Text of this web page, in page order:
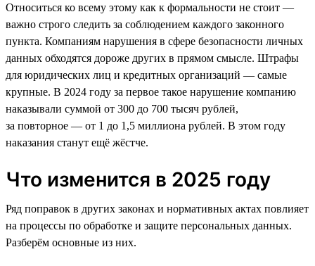
Относиться ко всему этому как к формальности не стоит —
важно строго следить за соблюдением каждого законного
пункта. Компаниям нарушения в сфере безопасности личных
данных обходятся дороже других в прямом смысле. Штрафы
для юридических лиц и кредитных организаций — самые
крупные. В 2024 году за первое такое нарушение компанию
наказывали суммой от 300 до 700 тысяч рублей,
за повторное — от 1 до 1,5 миллиона рублей. В этом году
наказания станут ещё жёстче.
Что изменится в 2025 году
Ряд поправок в других законах и нормативных актах повлияет
на процессы по обработке и защите персональных данных.
Разберём основные из них.